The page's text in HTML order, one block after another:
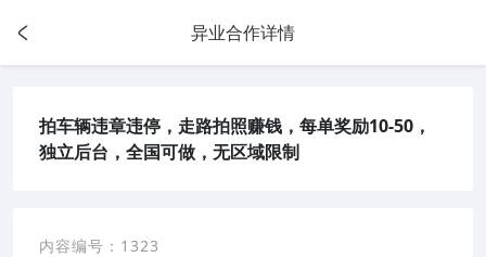
异业合作详情
拍车辆违章违停，走路拍照赚钱，每单奖励10-50，
独立后台，全国可做，无区域限制
内容编号： 1323